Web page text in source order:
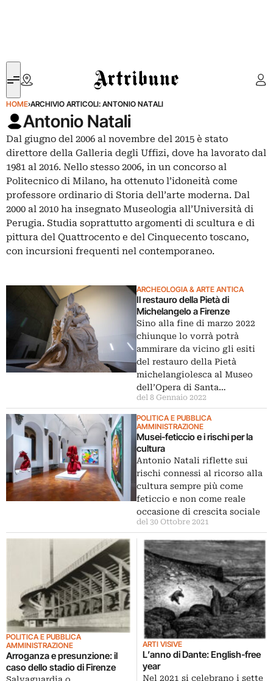
Artribune
HOME›ARCHIVIO ARTICOLI: ANTONIO NATALI
Antonio Natali
Dal giugno del 2006 al novembre del 2015 è stato
direttore della Galleria degli Uffizi, dove ha lavorato dal
1981 al 2016. Nello stesso 2006, in un concorso al
Politecnico di Milano, ha ottenuto l’idoneità come
professore ordinario di Storia dell’arte moderna. Dal
2000 al 2010 ha insegnato Museologia all’Università di
Perugia. Studia soprattutto argomenti di scultura e di
pittura del Quattrocento e del Cinquecento toscano,
con incursioni frequenti nel contemporaneo.
ARCHEOLOGIA & ARTE ANTICA
Il restauro della Pietà di
Michelangelo a Firenze
Sino alla fine di marzo 2022
chiunque lo vorrà potrà
ammirare da vicino gli esiti
del restauro della Pietà
michelangiolesca al Museo
dell’Opera di Santa…
del 8 Gennaio 2022
POLITICA E PUBBLICA
AMMINISTRAZIONE
Musei-feticcio e i rischi per la
cultura
Antonio Natali riflette sui
rischi connessi al ricorso alla
cultura sempre più come
feticcio e non come reale
occasione di crescita sociale
del 30 Ottobre 2021
POLITICA E PUBBLICA
AMMINISTRAZIONE
Arroganza e presunzione: il
caso dello stadio di Firenze
ARTI VISIVE
L’anno di Dante: English-free
year
Nel 2021 si celebrano i sette